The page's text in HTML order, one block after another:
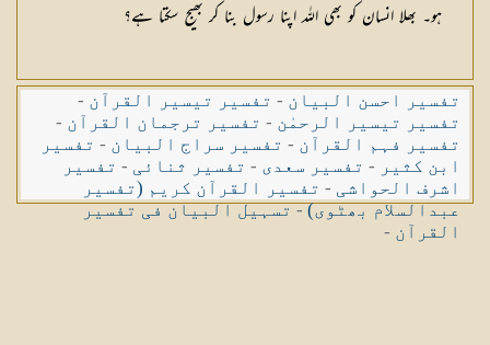
ہو۔ بھلا انسان کو بھی اللہ اپنا رسول بنا کر بھیج سکتا ہے؟
تفسیر احسن البیان - تفسیر تیسیر القرآن -
تفسیر تیسیر الرحمٰن - تفسیر ترجمان القرآن -
تفسیر فہم القرآن - تفسیر سراج البیان - تفسیر
ابن کثیر - تفسیر سعدی - تفسیر ثنائی - تفسیر
اشرف الحواشی - تفسیر القرآن کریم (تفسیر
عبدالسلام بھٹوی)-تسہیل البیان فی تفسیر
القرآن -